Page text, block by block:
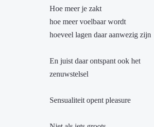
Hoe meer je zakt
hoe meer voelbaar wordt
hoeveel lagen daar aanwezig zijn
En juist daar ontspant ook het
zenuwstelsel
Sensualiteit opent pleasure